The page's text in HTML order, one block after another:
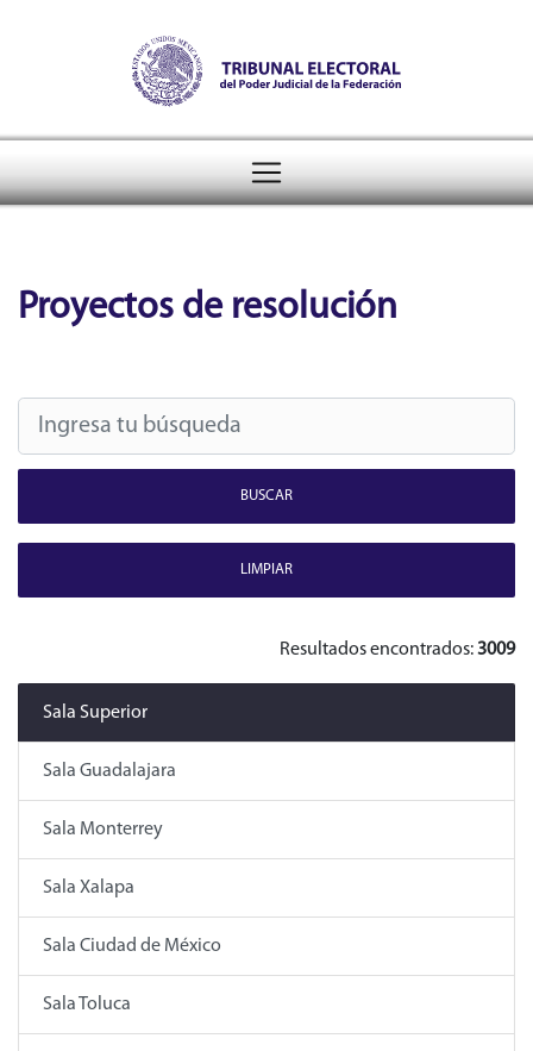
Tribunal Electoral del
header
Proyectos de resolución
BUSCAR
LIMPIAR
Resultados encontrados:3009
Sala Superior
Sala Guadalajara
Sala Monterrey
Sala Xalapa
Sala Ciudad de México
Sala Toluca